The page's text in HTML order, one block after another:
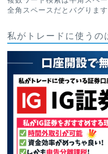
全角スペースだとバグります
私がトレードに使うの